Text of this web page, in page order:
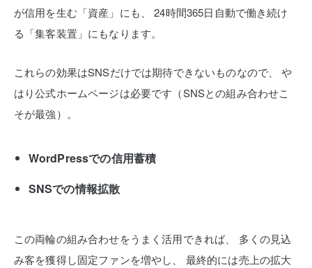
が信用を生む「資産」にも、
24時間365日自動で働き続け
る「集客装置」にもなります。
これらの効果はSNSだけでは期待できないものなので、
や
はり公式ホームページは必要です（SNSとの組み合わせこ
そが最強）。
WordPressでの信用蓄積
SNSでの情報拡散
この両輪の組み合わせをうまく活用できれば、
多くの見込
み客を獲得し固定ファンを増やし、
最終的には売上の拡大